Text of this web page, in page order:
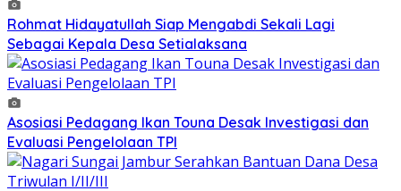
Rohmat Hidayatullah Siap Mengabdi Sekali Lagi
Sebagai Kepala Desa Setialaksana
Asosiasi Pedagang Ikan Touna Desak Investigasi dan
Evaluasi Pengelolaan TPI